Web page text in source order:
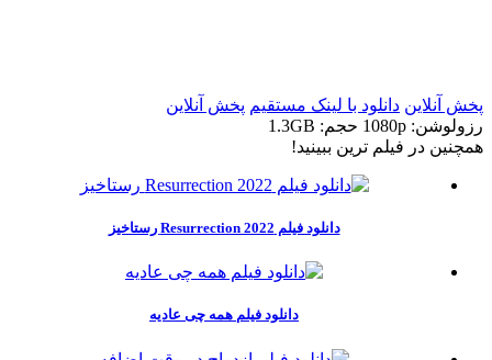
پخش آنلاین دانلود با لينک مستقيم پخش آنلاین
رزولوشن: 1080p
حجم: 1.3GB
همچنين در فيلم ترين ببينيد!
دانلود فیلم Resurrection 2022 رستاخیز
دانلود فیلم همه چی عادیه